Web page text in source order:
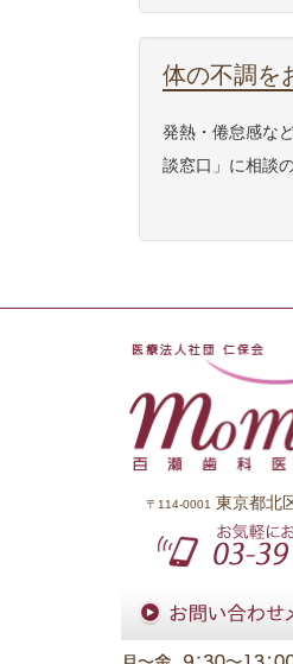
体の不調を
発熱・倦怠感な
談窓口」に相談
〒114-0001 東京都北